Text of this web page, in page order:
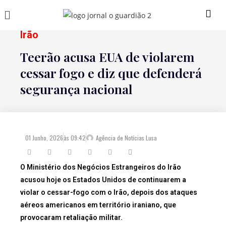
Irão
Teerão acusa EUA de violarem
cessar fogo e diz que defenderá
segurança nacional
01 Junho, 2026às 09:42 Agência de Notícias Lusa
O Ministério dos Negócios Estrangeiros do Irão
acusou hoje os Estados Unidos de continuarem a
violar o cessar-fogo com o Irão, depois dos ataques
aéreos americanos em território iraniano, que
provocaram retaliação militar.